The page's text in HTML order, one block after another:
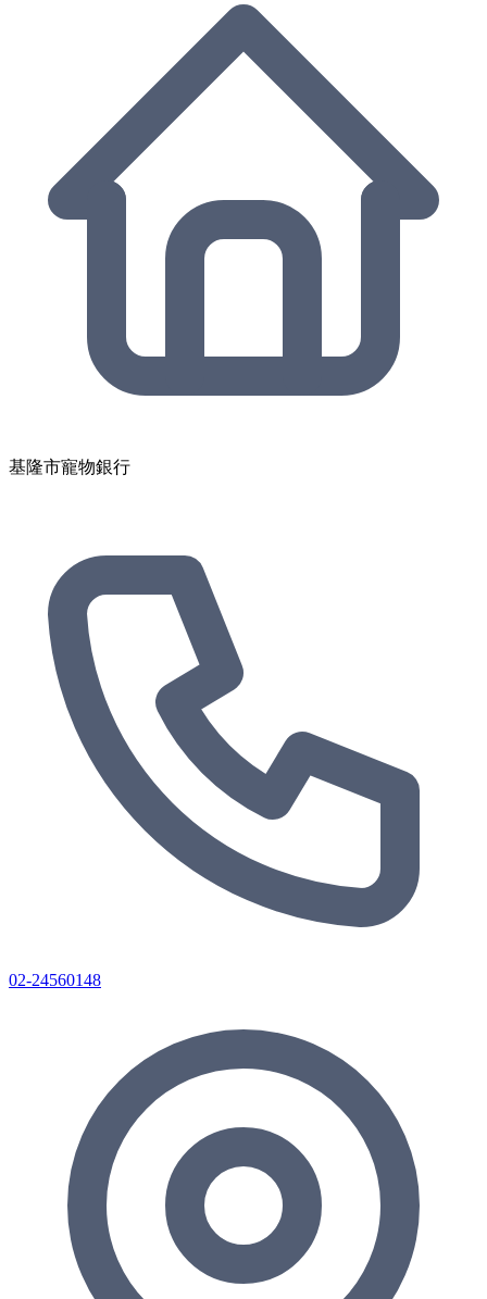
基隆市寵物銀行
02-24560148